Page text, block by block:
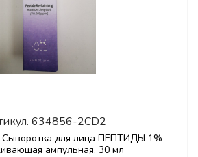
634856-2CD2
Сыворотка для лица ПЕПТИДЫ 1%
ампульная, 30 мл